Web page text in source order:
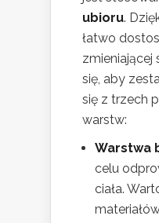
ubioru.
łatwo
zmieniającej
się, aby
się z trzech
warstw:
Warstwa
celu
ciała.